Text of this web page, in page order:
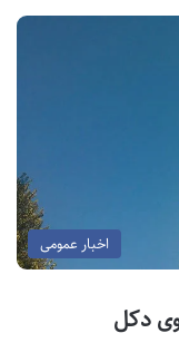
اخبار عمومی
دکل